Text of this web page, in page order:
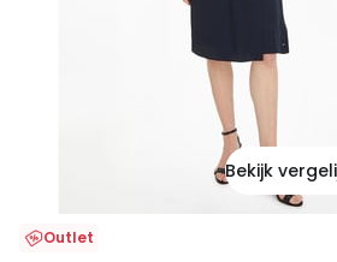
Bekijk
Outlet